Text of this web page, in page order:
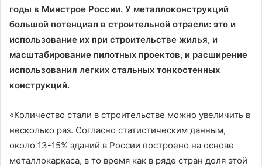
годы в Минстрое России. У металлоконструкций
большой потенциал в строительной отрасли: это и
использование их при строительстве жилья, и
масштабирование пилотных проектов, и расширение
использования легких стальных тонкостенных
конструкций.
«Количество стали в строительстве можно увеличить в
несколько раз. Согласно статистическим данным,
около 13-15% зданий в России построено на основе
металлокаркаса, в то время как в ряде стран доля этой